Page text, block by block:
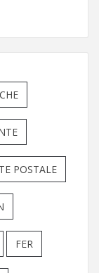
POSTALE
FER